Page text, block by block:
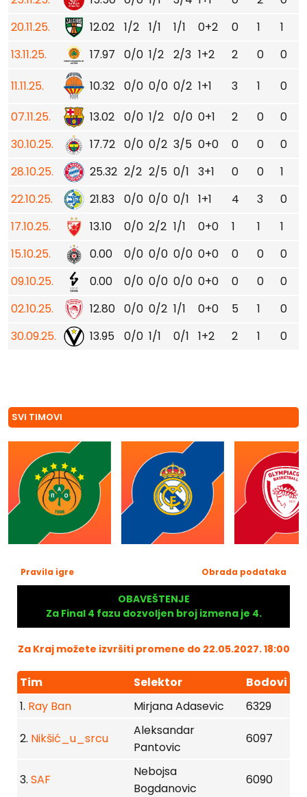
20.11.25.
12.02 1/2 1/1 1/1 0+2 0 1 1
13.11.25.
17.97 0/0 1/2 2/3 1+2 2 0 0
11.11.25.
10.32 0/0 0/0 0/2 1+1 3 1 0
07.11.25.
13.02 0/0 1/2 0/0 0+1 2 0 0
30.10.25.
17.72 0/0 0/2 3/5 0+0 0 0 0
28.10.25.
25.32 2/2 2/5 0/1 3+1 0 0 1
22.10.25.
21.83 0/0 0/0 0/1 1+1 4 3 0
17.10.25.
13.10 0/0 2/2 1/1 0+0 1 1 1
15.10.25.
0.00 0/0 0/0 0/0 0+0 0 0 0
09.10.25.
0.00 0/0 0/0 0/0 0+0 0 0 0
02.10.25.
12.80 0/0 0/2 1/1 0+0 5 1 0
30.09.25.
13.95 0/0 1/1 0/1 1+2 2 1 0
SVI TIMOVI
Pravila igre Obrada podataka
OBAVEŠTENJE
Za Final 4 fazu dozvoljen broj izmena je 4.
Za Kraj možete izvršiti promene do 22.05.2027. 18:00
Tim Selektor
Bodovi
1. Ray Ban Mirjana Adasevic 6329
2. Nikšić_u_srcu
Aleksandar
Pantovic
6097
3. SAF
Nebojsa
Bogdanovic
6090